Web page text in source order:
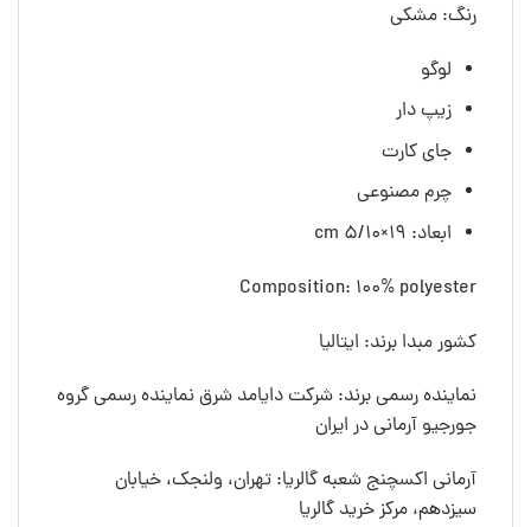
رنگ: مشکی
لوگو
زیپ دار
جای کارت
چرم مصنوعی
ابعاد: cm ۵/۱۰×۱۹
Composition: 100% polyester
کشور مبدا برند: ایتالیا
نماینده رسمی برند: شرکت دایامد شرق نماینده رسمی گروه
جورجیو آرمانی در ایران
آرمانی اکسچنج شعبه گالریا: تهران، ولنجک، خیابان
سیزدهم، مرکز خرید گالریا